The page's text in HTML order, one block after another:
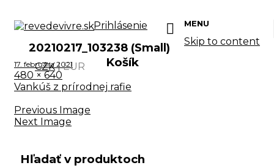
Prihlásenie
Košík
CZK|EUR
MENU
Skip to content
20210217_103238 (Small)
17. februára 2021
480 × 640
Vankúš z prírodnej rafie
Previous Image
Next Image
Hľadať v produktoch